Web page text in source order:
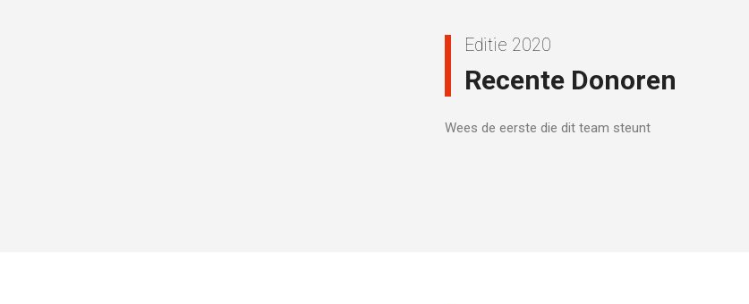
Editie 2020
Recente Donoren
Wees de eerste die dit team steunt